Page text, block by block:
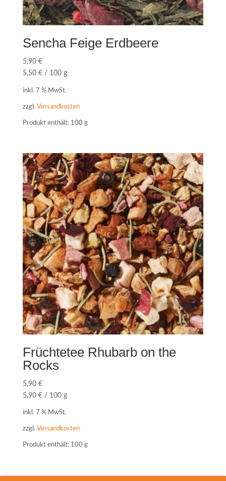
Sencha Feige Erdbeere
5,90 €
5,50 €/ 100 g
inkl. 7 % MwSt.
zzgl. Versandkosten
Produkt enthält: 100 g
Früchtetee Rhubarb on the
Rocks
5,90 €
5,90 €/ 100 g
inkl. 7 % MwSt.
zzgl. Versandkosten
Produkt enthält: 100 g